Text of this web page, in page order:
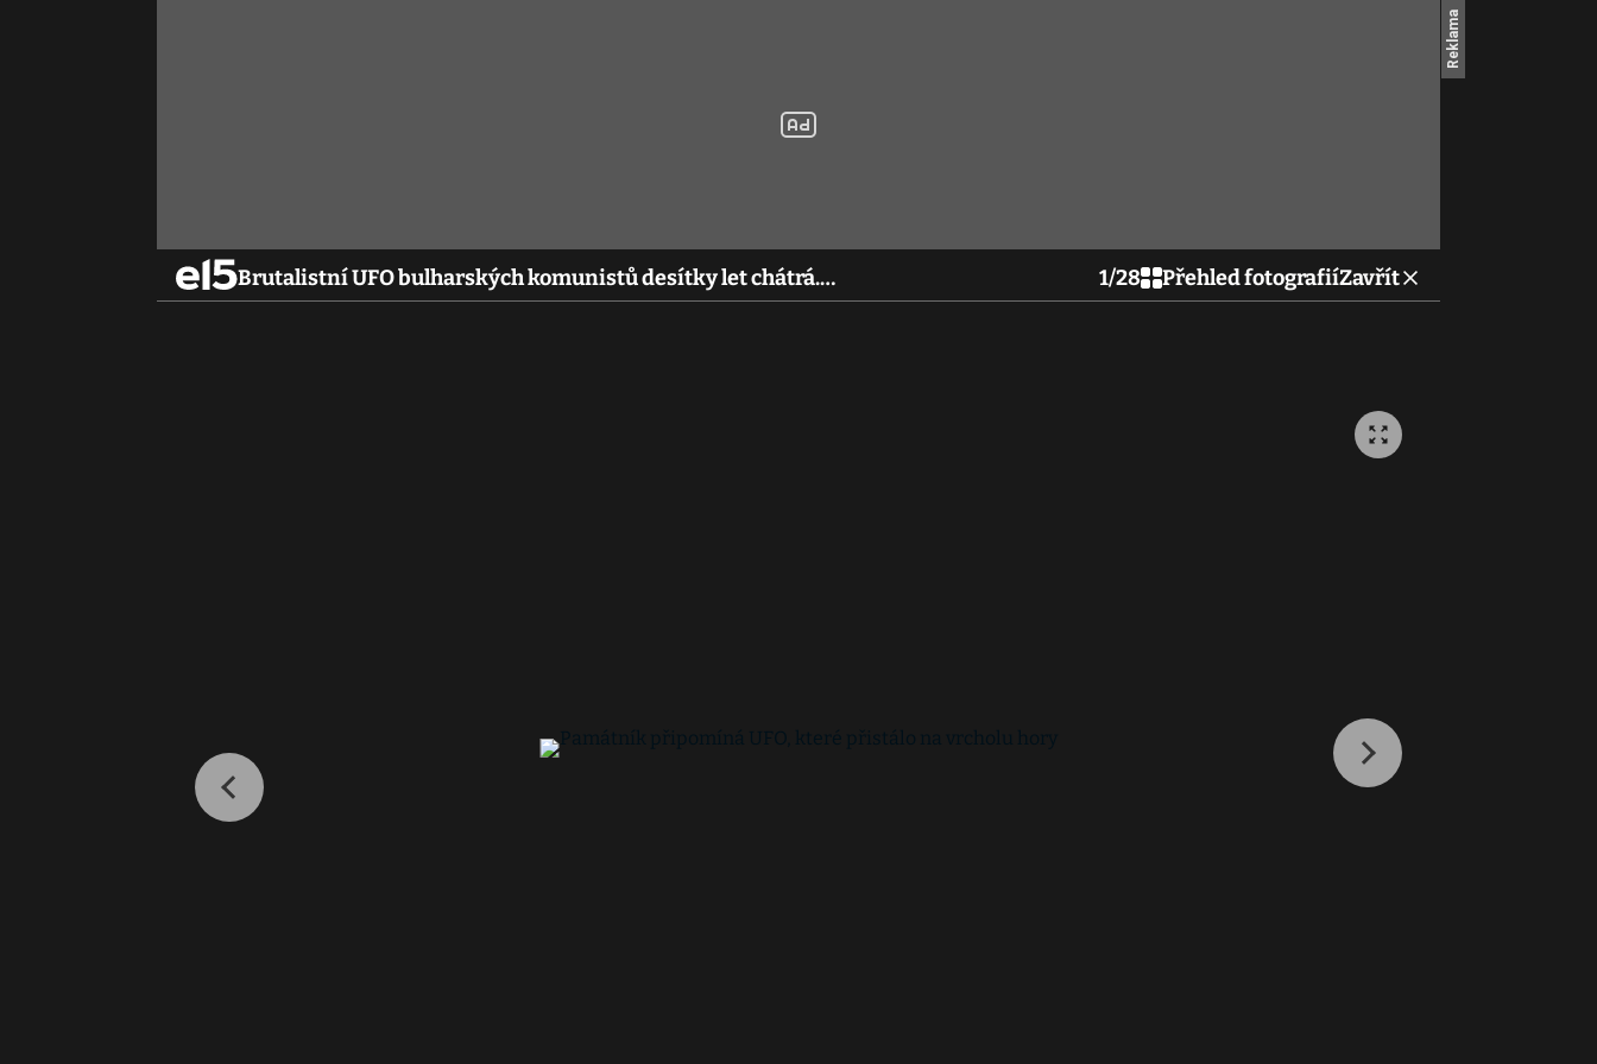
Brutalistní UFO bulharských komunistů desítky let chátrá.… 1/28 Přehled fotografiíZavřít